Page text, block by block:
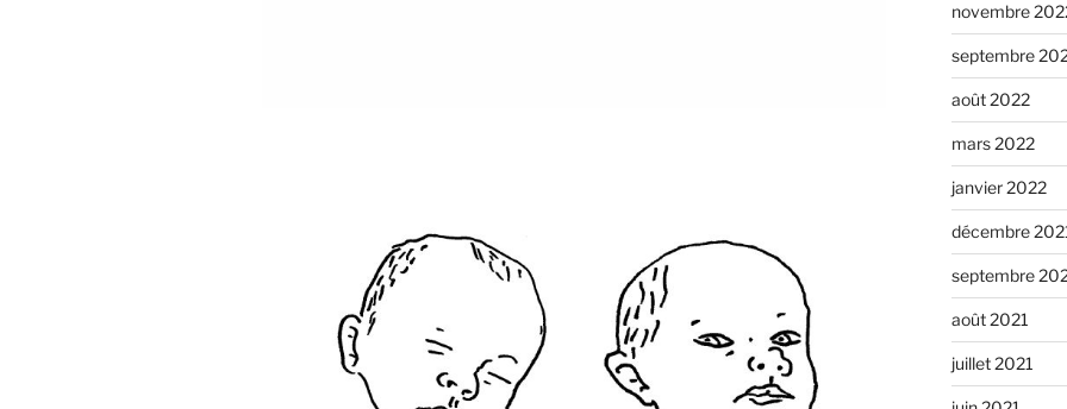
novembre
septembre
août 2022
mars 2022
janvier 2022
décembre
septembre
août 2021
juillet 2021